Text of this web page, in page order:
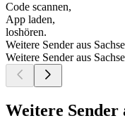
Code scannen,
App laden,
loshören.
Weitere Sender aus
Weitere Sender aus
Weitere Sender